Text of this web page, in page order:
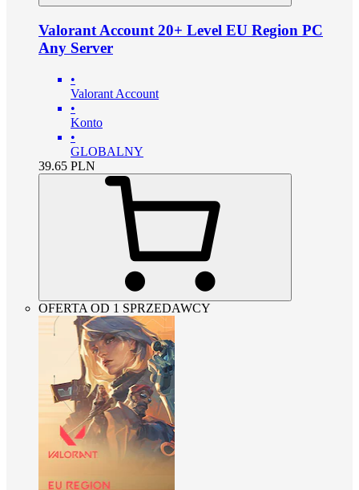
Valorant Account 20+ Level EU Region PC
Any Server
•
Valorant Account
•
Konto
•
GLOBALNY
39.65 PLN
OFERTA OD 1 SPRZEDAWCY